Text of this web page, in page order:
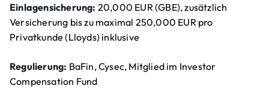
Einlagensicherung: 20,000 EUR (GBE), zusätzlich
Versicherung bis zu maximal 250,000 EUR pro
Privatkunde (Lloyds) inklusive
Regulierung: BaFin, Cysec, Mitglied im Investor
Compensation Fund